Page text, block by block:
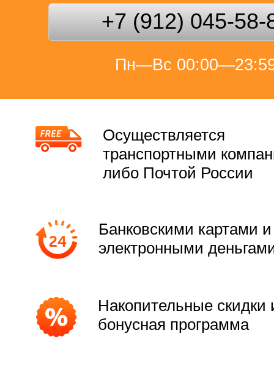
+7 (912) 045-58-
Пн—Вс
Осуществляется
транспортными
либо Почтой России
Банковскими картами и
электронными
Накопительные скидки
бонусная программа